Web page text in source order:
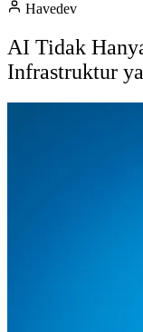
Havedev
AI Tidak
Infrastruktur